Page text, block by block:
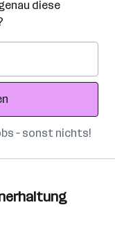
diese
– sonst nichts!